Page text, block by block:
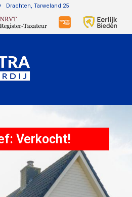
Drachten, Tarweland 25
Verkocht!